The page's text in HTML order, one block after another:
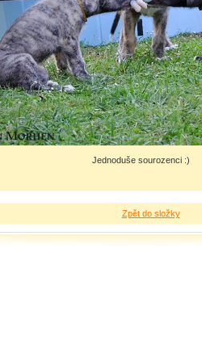
Jednoduše sourozenci :)
Zpět do složky